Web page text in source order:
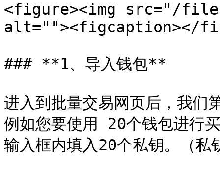
<figure><img src="/
alt=""><figcaption></
### **1、导入钱包**
进入到批量交易网页后，我们
例如您要使用 20个钱包进行
输入框内填入20个私钥。（私